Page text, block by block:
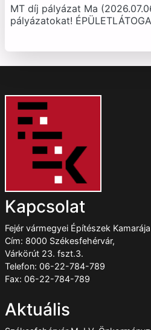
MT díj pályázat Ma
pályázatokat!
Kapcsolat
Fejér vármegyei Építészek Kamarája
Cím: 8000 Székesfehérvár,
Várkörút 23. fszt.3.
Telefon: 06-22-784-789
Fax: 06-22-784-789
Aktuális